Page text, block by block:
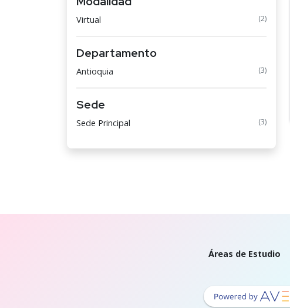
Virtual (2)
Departamento
Antioquia (3)
Sede
Sede Principal (3)
Áreas de Estudio